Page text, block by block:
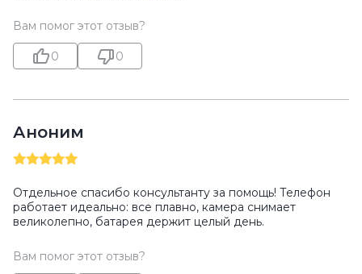
Вам помог этот отзыв?
0 0
Аноним
Отдельное спасибо консультанту за помощь! Телефон
работает идеально: все плавно, камера снимает
великолепно, батарея держит целый день.
Вам помог этот отзыв?